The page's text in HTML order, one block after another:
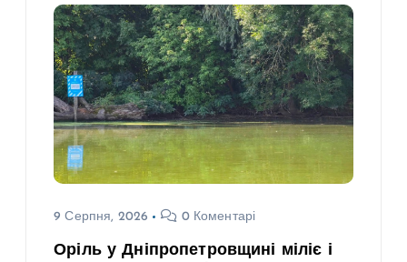
9 Серпня, 2026 0 Коментарі
Оріль у Дніпропетровщині міліє і